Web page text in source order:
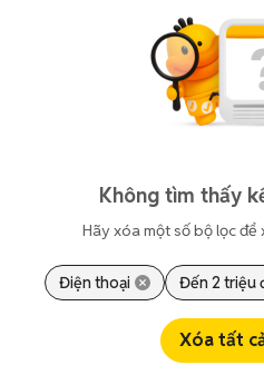
Không tìm thấy
Hãy xóa một số bộ lọc để
Điện thoại Đến 2 triệu
Xóa tất